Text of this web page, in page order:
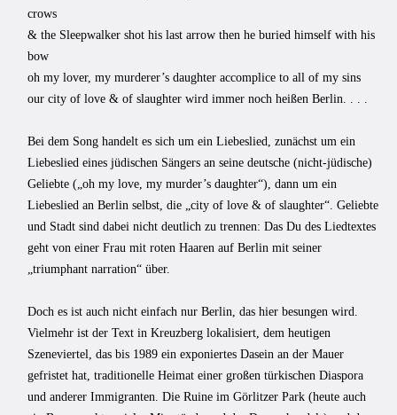
crows
& the Sleepwalker shot his last arrow then he buried himself with his
bow
oh my lover, my murderer’s daughter accomplice to all of my sins
our city of love & of slaughter wird immer noch heißen Berlin. . . .
Bei dem Song handelt es sich um ein Liebeslied, zunächst um ein
Liebeslied eines jüdischen Sängers an seine deutsche (nicht-jüdische)
Geliebte („oh my love, my murder’s daughter“), dann um ein
Liebeslied an Berlin selbst, die „city of love & of slaughter“. Geliebte
und Stadt sind dabei nicht deutlich zu trennen: Das Du des Liedtextes
geht von einer Frau mit roten Haaren auf Berlin mit seiner
„triumphant narration“ über.
Doch es ist auch nicht einfach nur Berlin, das hier besungen wird.
Vielmehr ist der Text in Kreuzberg lokalisiert, dem heutigen
Szeneviertel, das bis 1989 ein exponiertes Dasein an der Mauer
gefristet hat, traditionelle Heimat einer großen türkischen Diaspora
und anderer Immigranten. Die Ruine im Görlitzer Park (heute auch